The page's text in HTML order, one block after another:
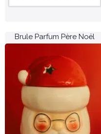
Brule Parfum Père Noël